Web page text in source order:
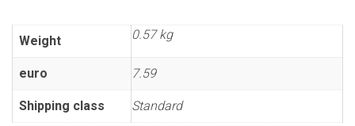
Weight 0.57 kg
euro 7.59
Shipping class Standard